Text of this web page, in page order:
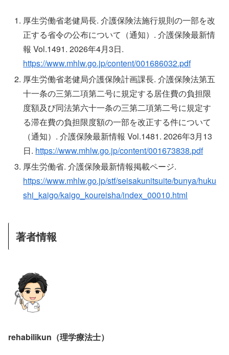
厚生労働省老健局長. 介護保険法施行規則の一部を改
正する省令の公布について（通知）. 介護保険最新情
報 Vol.1491. 2026年4月3日.
https://www.mhlw.go.jp/content/001686032.pdf
厚生労働省老健局介護保険計画課長. 介護保険法第五
十一条の三第二項第二号に規定する居住費の負担限
度額及び同法第六十一条の三第二項第二号に規定す
る滞在費の負担限度額の一部を改正する件について
（通知）. 介護保険最新情報 Vol.1481. 2026年3月13
日. https://www.mhlw.go.jp/content/001673838.pdf
厚生労働省. 介護保険最新情報掲載ページ.
https://www.mhlw.go.jp/stf/seisakunitsuite/bunya/huku
shi_kaigo/kaigo_koureisha/index_00010.html
著者情報
rehabilikun（理学療法士）